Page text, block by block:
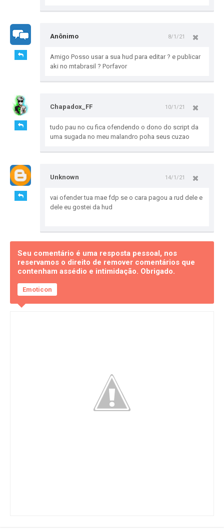
Anônimo 8/1/21
Amigo Posso usar a sua hud para editar ? e publicar
aki no mtabrasil ? Porfavor
Chapadox_FF 10/1/21
tudo pau no cu fica ofendendo o dono do script da
uma sugada no meu malandro poha seus cuzao
Unknown 14/1/21
vai ofender tua mae fdp se o cara pagou a rud dele e
dele eu gostei da hud
Seu comentário é uma resposta pessoal, nos
reservamos o direito de remover comentários que
contenham assédio e intimidação. Obrigado.
Emoticon